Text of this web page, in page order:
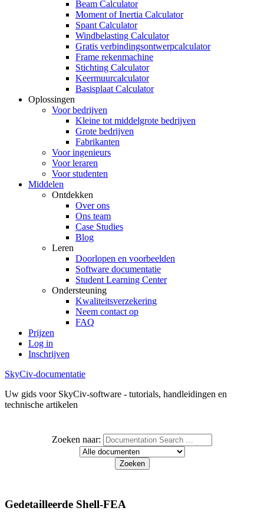
Beam Calculator
Moment of Inertia Calculator
Spant Calculator
Windbelasting Calculator
Gratis verbindingsontwerpcalculator
Frame rekenmachine
Stichting Calculator
Keermuurcalculator
Basisplaat Calculator
Oplossingen
Voor bedrijven
Kleine tot middelgrote bedrijven
Grote bedrijven
Fabrikanten
Voor ingenieurs
Voor leraren
Voor studenten
Middelen
Ontdekken
Over ons
Ons team
Case Studies
Blog
Leren
Doorlopen en voorbeelden
Software documentatie
Student Learning Center
Ondersteuning
Kwaliteitsverzekering
Neem contact op
FAQ
Prijzen
Log in
Inschrijven
SkyCiv-documentatie
Uw gids voor SkyCiv-software - tutorials, handleidingen en
technische artikelen
Zoeken naar:
Gedetailleerde Shell-FEA